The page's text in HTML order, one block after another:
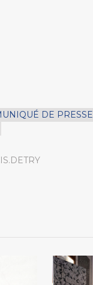
DE PRESSE